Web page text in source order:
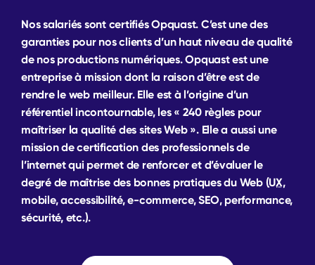
Nos salariés sont certifiés Opquast. C’est une des
garanties pour nos clients d’un haut niveau de qualité
de nos productions numériques. Opquast est une
entreprise à mission dont la raison d’être est de
rendre le web meilleur. Elle est à l’origine d’un
référentiel incontournable, les « 240 règles pour
maîtriser la qualité des sites Web ». Elle a aussi une
mission de certification des professionnels de
l’internet qui permet de renforcer et d’évaluer le
degré de maîtrise des bonnes pratiques du Web (UX,
mobile, accessibilité, e-commerce,SEO, performance,
sécurité, etc.).